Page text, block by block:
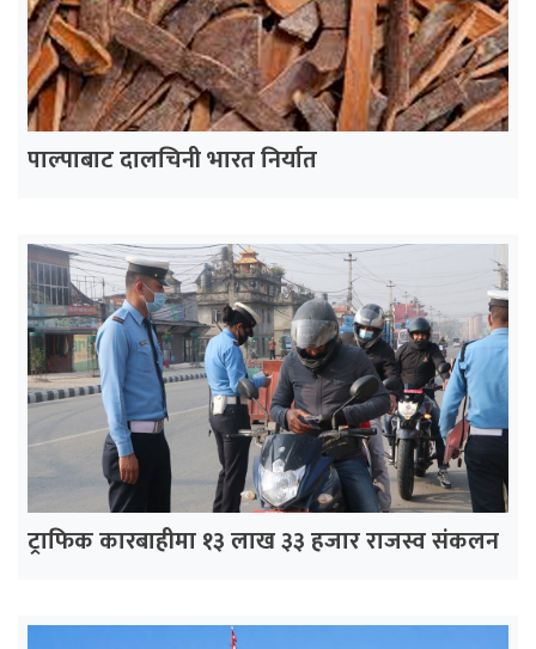
पाल्पाबाट दालचिनी भारत निर्यात
ट्राफिक कारबाहीमा १३ लाख ३३ हजार राजस्व संकलन